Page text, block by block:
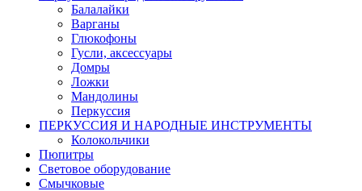
Балалайки
Варганы
Глюкофоны
Гусли, аксессуары
Домры
Ложки
Мандолины
Перкуссия
ПЕРКУССИЯ И НАРОДНЫЕ ИНСТРУМЕНТЫ
Колокольчики
Пюпитры
Световое оборудование
Смычковые